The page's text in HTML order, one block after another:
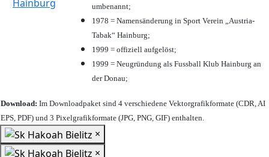
umbenannt;
1978 = Namensänderung in Sport Verein „Austria-
Tabak“ Hainburg;
1999 = offiziell aufgelöst;
1999 = Neugründung als Fussball Klub Hainburg an
der Donau;
Download: Im Downloadpaket sind 4 verschiedene Vektorgrafikformate (CDR, AI
EPS, PDF) und 3 Pixelgrafikformate (JPG, PNG, GIF) enthalten.
×
×